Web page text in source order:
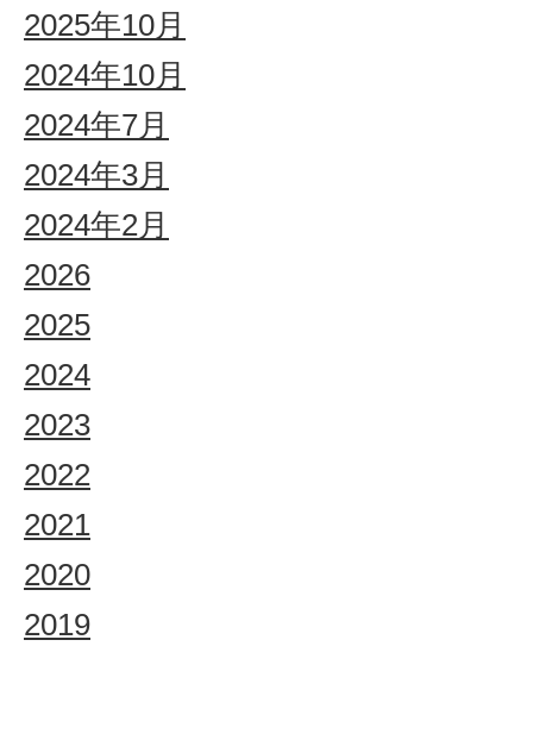
2025年10月
2024年10月
2024年7月
2024年3月
2024年2月
2026
2025
2024
2023
2022
2021
2020
2019